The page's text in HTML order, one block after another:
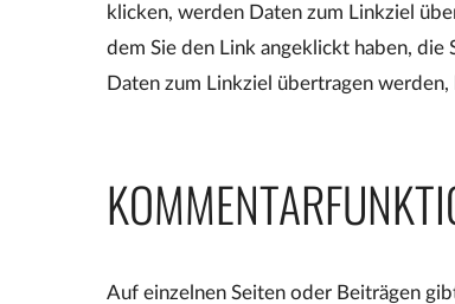
klicken, werden Daten zum Linkziel
dem Sie den Link angeklickt haben, die
Daten zum Linkziel übertragen
Auf einzelnen Seiten oder Beiträgen